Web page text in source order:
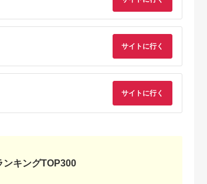
出典：ふるなび
サイトに行く
サイトに行く
ンキングTOP300